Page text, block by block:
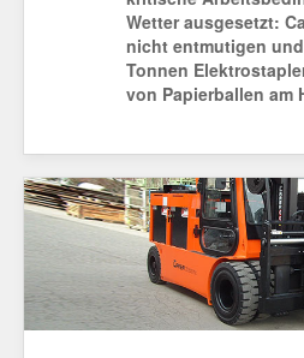
Wetter ausgesetzt:
nicht entmutigen
Tonnen
von Papierballen am